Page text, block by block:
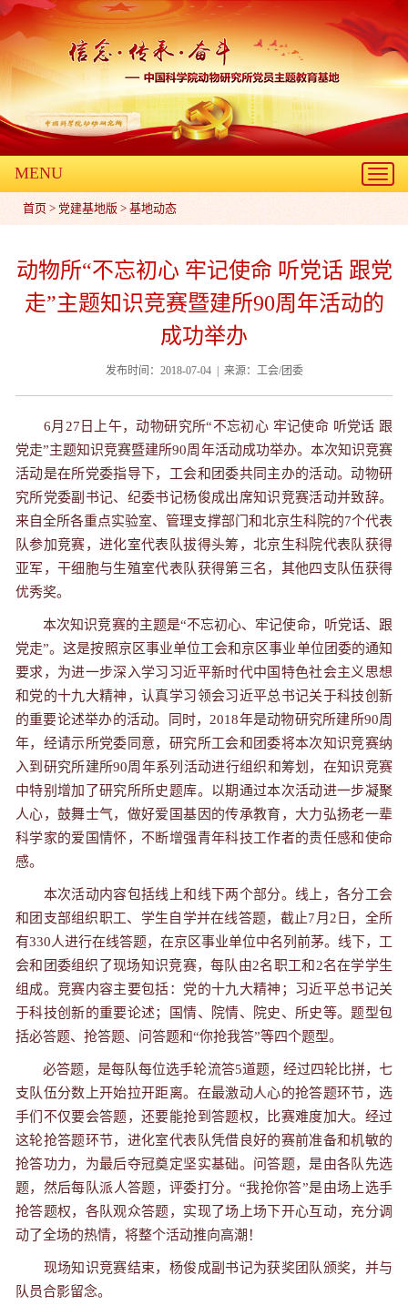
MENU
首页 > 党建基地版 > 基地动态
动物所“不忘初心 牢记使命 听党话 跟党
走”主题知识竞赛暨建所90周年活动的
成功举办
发布时间：2018-07-04 | 来源：工会/团委
6月 27 日上午，动物研究所“不忘初心 牢记使命 听党话 跟
党走”主题知识竞赛暨建所90周年活动成功举办。本次知识竞赛
活动是在所党委指导下，工会和团委共同主办的活动。动物研
究所党委副书记、纪委书记杨俊成出席知识竞赛活动并致辞。
来自全所各重点实验室、管理支撑部门和北京生科院的7个代表
队参加竞赛，进化室代表队拔得头筹，北京生科院代表队获得
亚军，干细胞与生殖室代表队获得第三名，其他四支队伍获得
优秀奖。
本次知识竞赛的主题是“不忘初心、牢记使命，听党话、跟
党走”。这是按照京区事业单位工会和京区事业单位团委的通知
要求，为进一步深入学习习近平新时代中国特色社会主义思想
和党的十九大精神，认真学习领会习近平总书记关于科技创新
的重要论述举办的活动。同时， 2018年是动物研究所建所90周
年，经请示所党委同意，研究所工会和团委将本次知识竞赛纳
入到研究所建所90周年系列活动进行组织和筹划，在知识竞赛
中特别增加了研究所所史题库。以期通过本次活动进一步凝聚
人心，鼓舞士气，做好爱国基因的传承教育，大力弘扬老一辈
科学家的爱国情怀，不断增强青年科技工作者的责任感和使命
感。
本次活动内容包括线上和线下两个部分。线上，各分工会
和团支部组织职工、学生自学并在线答题，截止7 月 2 日，全所
有330人进行在线答题，在京区事业单位中名列前茅。线下，工
会和团委组织了现场知识竞赛，每队由2名职工和 2名在学学生
组成。竞赛内容主要包括：党的十九大精神；习近平总书记关
于科技创新的重要论述；国情、院情、院史、所史等。题型包
括必答题、抢答题、问答题和“你抢我答”等四个题型。
必答题，是每队每位选手轮流答5道题，经过四轮比拼，七
支队伍分数上开始拉开距离。在最激动人心的抢答题环节，选
手们不仅要会答题，还要能抢到答题权，比赛难度加大。经过
这轮抢答题环节，进化室代表队凭借良好的赛前准备和机敏的
抢答功力，为最后夺冠奠定坚实基础。问答题，是由各队先选
题，然后每队派人答题，评委打分。 “我抢你答”是由场上选手
抢答题权，各队观众答题，实现了场上场下开心互动，充分调
动了全场的热情，将整个活动推向高潮！
现场知识竞赛结束，杨俊成副书记为获奖团队颁奖，并与
队员合影留念。